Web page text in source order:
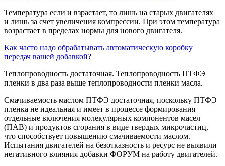
Температура если и взрастает, то лишь на старых двигателях
и лишь за счет увеличения компрессии. При этом температура
возрастает в пределах нормы для нового двигателя.
Как часто надо обрабатывать автоматическую коробку
передач вашей добавкой?
Теплопроводность достаточная. Теплопроводность ПТФЭ
пленки в два раза выше теплопроводности пленки масла.
Смачиваемость маслом ПТФЭ достаточная, поскольку ПТФЭ
пленка не идеальная и имеет в процессе формирования
отдельные включения молекулярных компонентов масел
(ПАВ) и продуктов сгорания в виде твердых микрочастиц,
что способствует повышению смачиваемости маслом.
Испытания двигателей на безотказность и ресурс не выявили
негативного влияния добавки ФОРУМ на работу двигателей.